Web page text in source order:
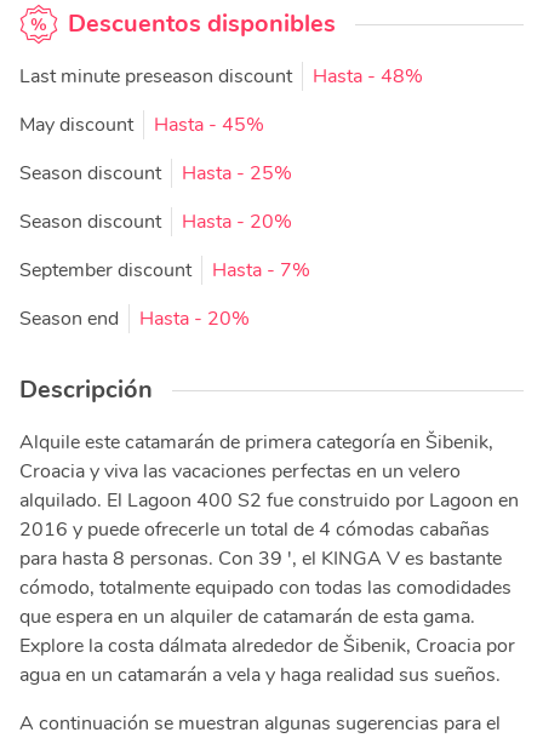
Descuentos disponibles
Last minute preseason discount Hasta - 48%
May discount
Hasta - 45%
Season discount
Hasta - 25%
Season discount
Hasta - 20%
September discount
Hasta - 7%
Season end
Hasta - 20%
Descripción
Alquile este catamarán de primera categoría en Šibenik,
Croacia y viva las vacaciones perfectas en un velero
alquilado. El Lagoon 400 S2 fue construido por Lagoon en
2016 y puede ofrecerle un total de 4 cómodas cabañas
para hasta 8 personas. Con 39 ', el KINGA V es bastante
cómodo, totalmente equipado con todas las comodidades
que espera en un alquiler de catamarán de esta gama.
Explore la costa dálmata alrededor de Šibenik, Croacia por
agua en un catamarán a vela y haga realidad sus sueños.
A continuación se muestran algunas sugerencias para el